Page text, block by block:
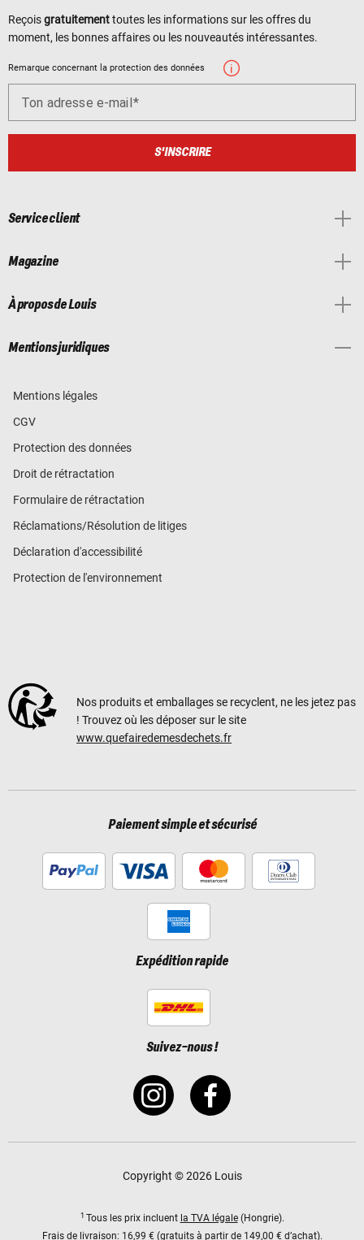
Reçoisgratuitementtoutes les informations sur les offres du
moment, les bonnes affaires ou les nouveautés intéressantes.
Remarque concernant la protection des données
Ton adresse e-mail
S'INSCRIRE
Service client
Magazine
À propos de Louis
Mentions juridiques
Mentions légales
CGV
Protection des données
Droit de rétractation
Formulaire de rétractation
Réclamations/Résolution de litiges
Déclaration d'accessibilité
Protection de l'environnement
Nos produits et emballages se recyclent, ne les jetez pas
! Trouvez où les déposer sur le site
www.quefairedemesdechets.fr
Paiement simple et sécurisé
Expédition rapide
Suivez-nous !
Copyright © 2026 Louis
1 Tous les prix incluent la TVA légale(Hongrie).
Frais de livraison: 16,99 € (gratuits à partir de 149,00 € d’achat).